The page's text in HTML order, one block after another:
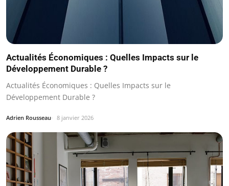
Actualités Économiques : Quelles Impacts sur le
Développement Durable ?
Actualités Économiques : Quelles Impacts sur le
Développement Durable ?
Adrien Rousseau 8 janvier 2026